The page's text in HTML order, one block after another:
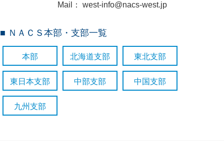
Mail： west-info@nacs-west.jp
■ ＮＡＣＳ本部・支部一覧
本部 北海道支部 東北支部
東日本支部 中部支部 中国支部
九州支部